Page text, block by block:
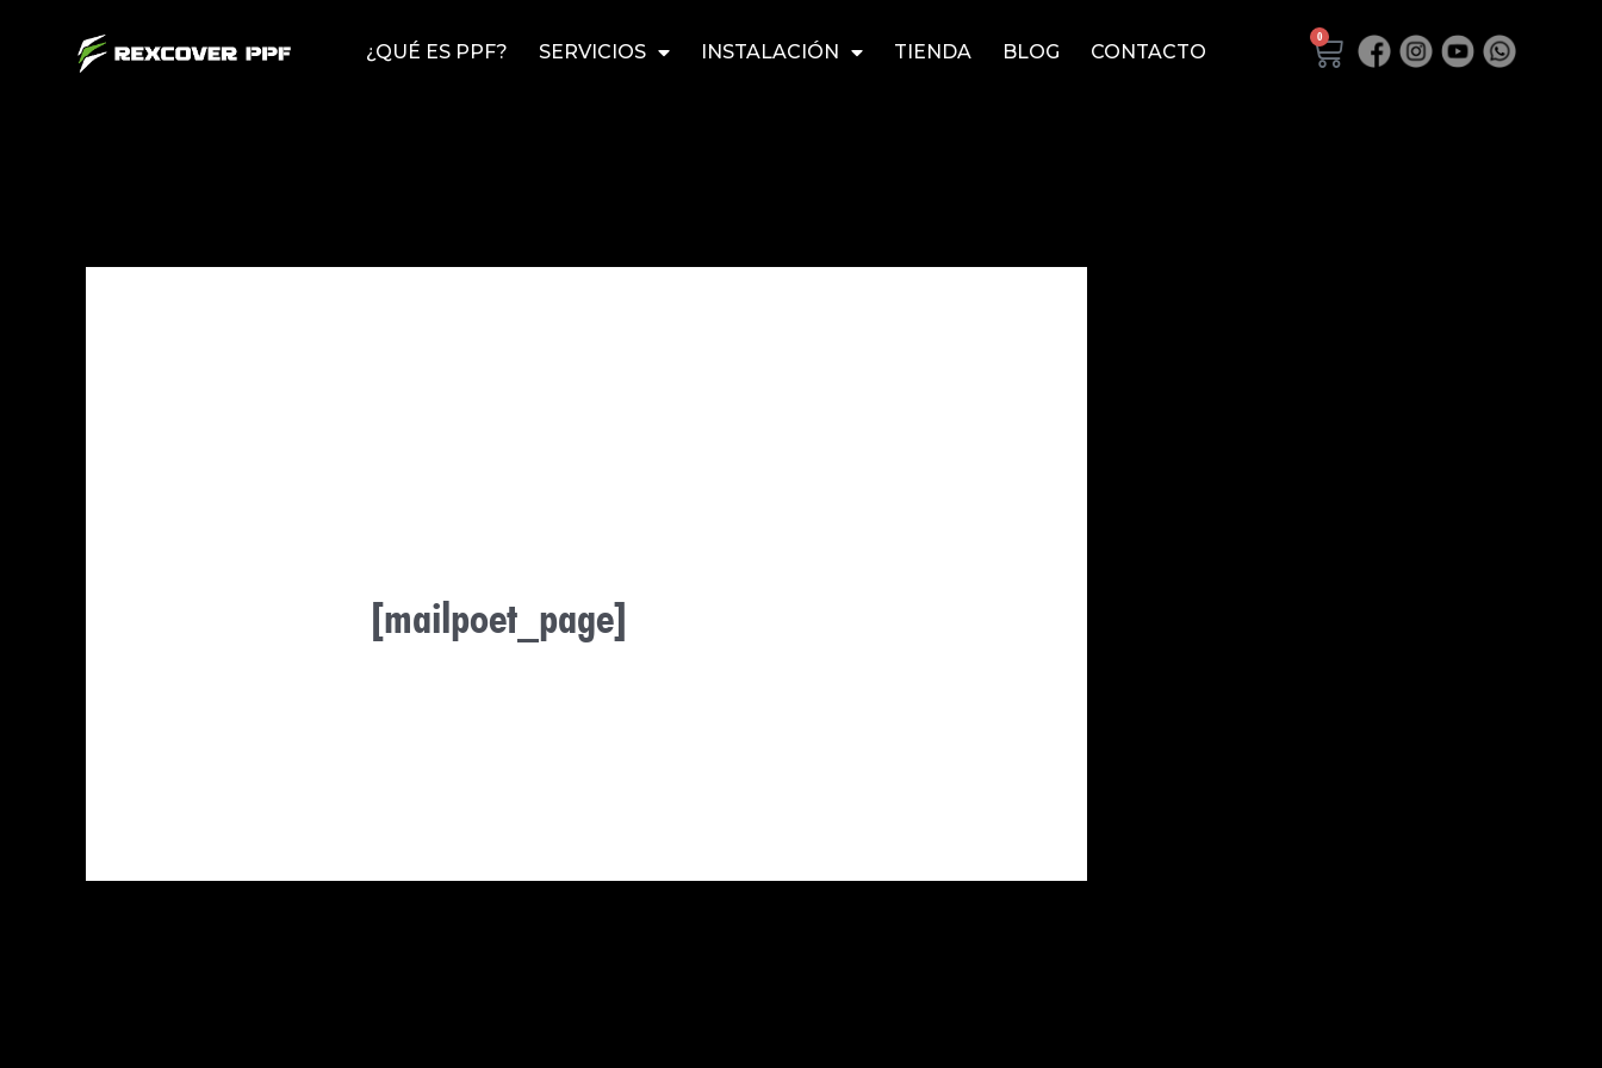
¿QUÉ ES PPF? SERVICIOS INSTALACIÓN TIENDA BLOG CONTACTO
0 Cart
[mailpoet_page]